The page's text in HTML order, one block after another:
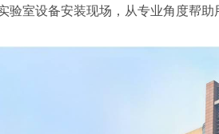
验室设备安装现场，从专业角度帮助